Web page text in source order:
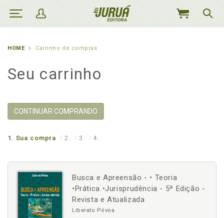
MEU
HOME Carrinho de compras
Seu carrinho
CONTINUAR COMPRANDO
1. Sua compra 2. 3. 4.
Busca e Apreensão - • Teoria
•Prática •Jurisprudência - 5ª Edição -
Revista e Atualizada
Liberato Póvoa